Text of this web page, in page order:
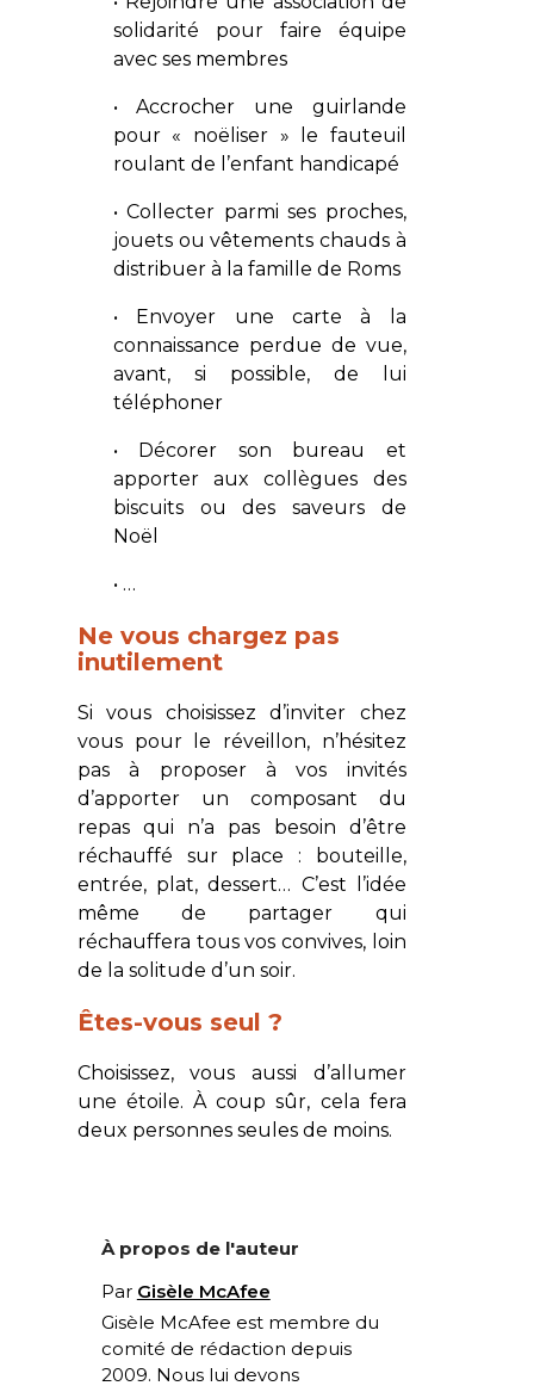
solidarité pour faire équipe
avec ses membres
• Accrocher une guirlande
pour « noëliser » le fauteuil
roulant de l’enfant handicapé
• Collecter parmi ses proches,
jouets ou vêtements chauds à
distribuer à la famille de Roms
• Envoyer une carte à la
connaissance perdue de vue,
avant, si possible, de lui
téléphoner
• Décorer son bureau et
apporter aux collègues des
biscuits ou des saveurs de
Noël
• …
Ne vous chargez pas
inutilement
Si vous choisissez d’inviter chez
vous pour le réveillon, n’hésitez
pas à proposer à vos invités
d’apporter un composant du
repas qui n’a pas besoin d’être
réchauffé sur place : bouteille,
entrée, plat, dessert… C’est l’idée
même de partager qui
réchauffera tous vos convives, loin
de la solitude d’un soir.
Êtes-vous seul ?
Choisissez, vous aussi d’allumer
une étoile. À coup sûr, cela fera
deux personnes seules de moins.
À propos de l'auteur
Par Gisèle McAfee
Gisèle McAfee est membre du
comité de rédaction depuis
2009. Nous lui devons